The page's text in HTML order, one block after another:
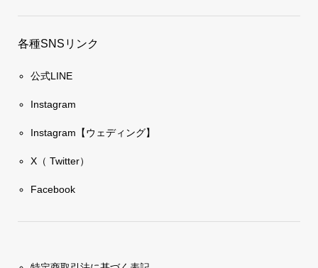
各種SNSリンク
公式LINE
Instagram
Instagram【ウェディング】
X（ Twitter）
Facebook